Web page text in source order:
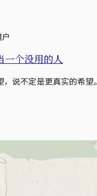
一个没用的人
说不定是更真实的希望。